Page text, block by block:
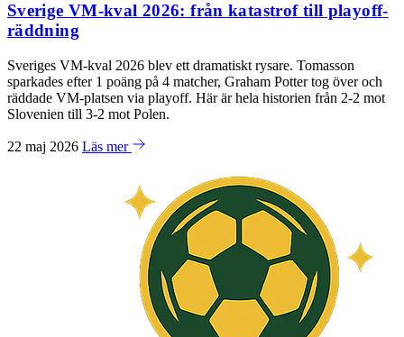
Sverige VM-kval 2026: från katastrof till playoff-
räddning
Sveriges VM-kval 2026 blev ett dramatiskt rysare. Tomasson
sparkades efter 1 poäng på 4 matcher, Graham Potter tog över och
räddade VM-platsen via playoff. Här är hela historien från 2-2 mot
Slovenien till 3-2 mot Polen.
22 maj 2026 Läs mer